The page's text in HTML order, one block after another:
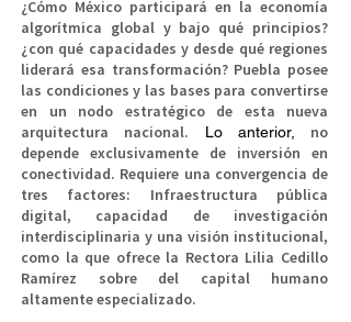
¿Cómo México participará en la economía
algorítmica global y bajo qué principios?
¿con qué capacidades y desde qué regiones
liderará esa transformación?​ Puebla posee
las condiciones y las bases para convertirse
en un nodo estratégico de esta nueva
arquitectura nacional. ​ Lo anterior,
no
depende exclusivamente de inversión en
conectividad. Requiere una convergencia de
tres factores: Infraestructura pública
digital, capacidad de investigación
interdisciplinaria y una visión institucional,
como la que ofrece la Rectora Lilia Cedillo
Ramírez sobre del capital humano
altamente especializado.